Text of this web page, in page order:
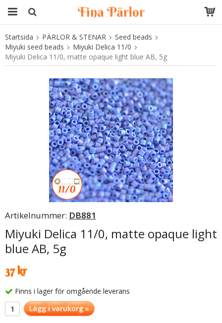
Produkten har blivit tillagd i varukorgen
Startsida PÄRLOR & STENAR
Seed beads
Miyuki seed beads
Miyuki Delica 11/0
Miyuki Delica 11/0, matte opaque light blue AB, 5g
Artikelnummer: DB881
Miyuki Delica 11/0, matte opaque light
blue AB, 5g
37 kr
Finns i lager för omgående leverans
Lägg i varukorg »